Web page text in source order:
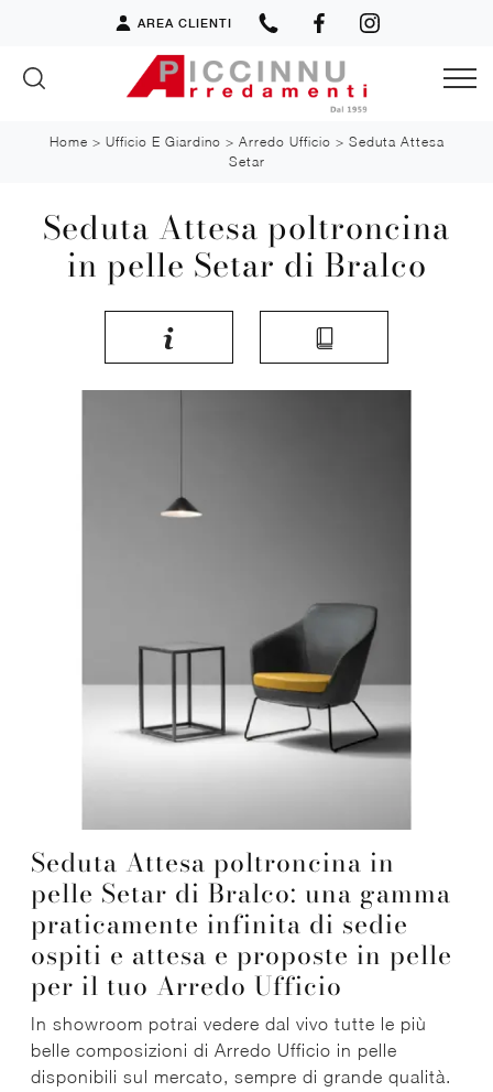
AREA CLIENTI
Home > Ufficio E Giardino > Arredo Ufficio > Seduta Attesa
Setar
Seduta Attesa poltroncina
in pelle Setar di Bralco
Seduta Attesa poltroncina in
pelle Setar di Bralco: una gamma
praticamente infinita di sedie
ospiti e attesa e proposte in pelle
per il tuo Arredo Ufficio
In showroom potrai vedere dal vivo tutte le più
belle composizioni di Arredo Ufficio in pelle
disponibili sul mercato, sempre di grande qualità.